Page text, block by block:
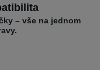
– vše na jednom